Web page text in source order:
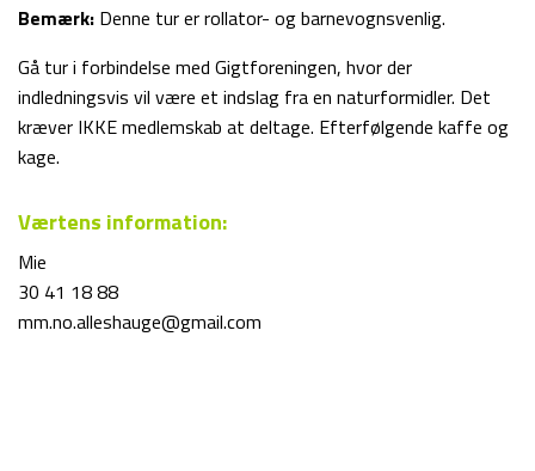
Bemærk: Denne tur er rollator- og barnevognsvenlig.
Gå tur i forbindelse med Gigtforeningen, hvor der
indledningsvis vil være et indslag fra en naturformidler. Det
kræver IKKE medlemskab at deltage. Efterfølgende kaffe og
kage.
Værtens information:
Mie
30 41 18 88
mm.no.alleshauge@gmail.com